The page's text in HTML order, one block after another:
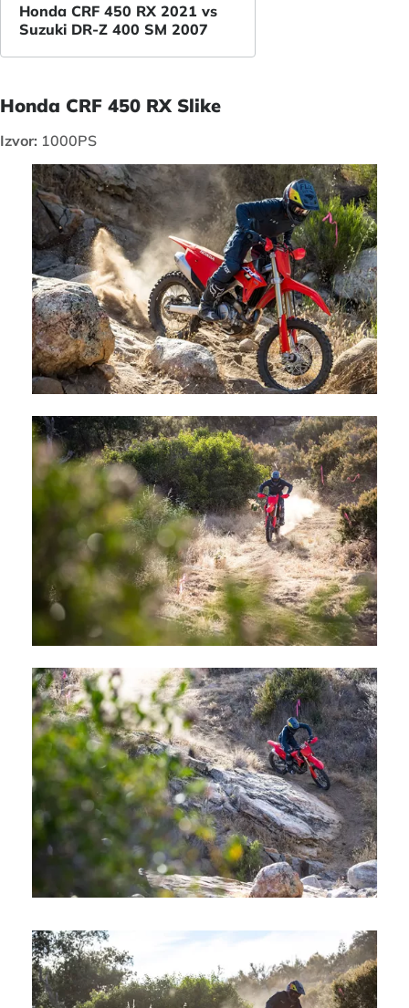
Honda CRF 450 RX 2021 vs
Suzuki DR-Z 400 SM 2007
Honda CRF 450 RX Slike
Izvor: 1000PS